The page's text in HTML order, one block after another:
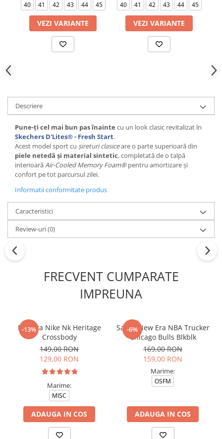
40 41 42 43 44 45
VEZI VARIANTE
40 41 42 43 44 45
VEZI VARIANTE
Descriere
Pune-ți cel mai bun pas înainte cu un look clasic revitalizat în
Skechers D'Lites® - Fresh Start.
Acest model sport cu șireturi clasiceare o parte superioară din
piele netedă și material sintetic, completată de o talpă
interioarăAir-Cooled Memory Foam®pentru amortizare și
confort pe tot parcursul zilei.
Informatii conformitate produs
Caracteristici
Review-uri(0)
FRECVENT CUMPARATE
IMPREUNA
-13%
Borseta Nike Nk Heritage
Crossbody
149,00 RON
129,00 RON
Marime:
MISC
ADAUGA IN COS
-6%
Sapca New Era NBA Trucker
Chicago Bulls Blkblk
169,00 RON
159,00 RON
Marime:
OSFM
ADAUGA IN COS